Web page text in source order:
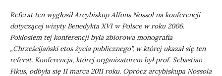
Referat ten wygłosił Arcybiskup Alfons Nossol na konferencji
dotyczącej wizyty Benedykta XVI w Polsce w roku 2006.
Pokłosiem tej konferencji była zbiorowa monografia
„Chrześcijański etos życia publicznego”, w której ukazał się ten
referat. Konferencja, której organizatorem był prof. Sebastian
Fikus, odbyła się 11 marca 2011 roku. Oprócz arcybiskupa Nossola